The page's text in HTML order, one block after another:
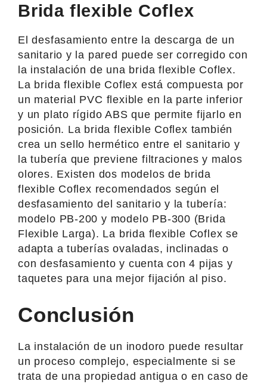
Brida flexible Coflex
El desfasamiento entre la descarga de un
sanitario y la pared puede ser corregido con
la instalación de una brida flexible Coflex.
La brida flexible Coflex está compuesta por
un material PVC flexible en la parte inferior
y un plato rígido ABS que permite fijarlo en
posición. La brida flexible Coflex también
crea un sello hermético entre el sanitario y
la tubería que previene filtraciones y malos
olores. Existen dos modelos de brida
flexible Coflex recomendados según el
desfasamiento del sanitario y la tubería:
modelo PB-200 y modelo PB-300 (Brida
Flexible Larga). La brida flexible Coflex se
adapta a tuberías ovaladas, inclinadas o
con desfasamiento y cuenta con 4 pijas y
taquetes para una mejor fijación al piso.
Conclusión
La instalación de un inodoro puede resultar
un proceso complejo, especialmente si se
trata de una propiedad antigua o en caso de